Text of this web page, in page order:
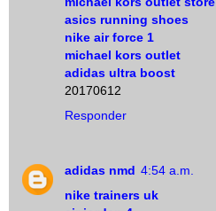
asics running shoes
nike air force 1
michael kors outlet
adidas ultra boost
20170612
Responder
adidas nmd 4:54 a.m.
nike trainers uk